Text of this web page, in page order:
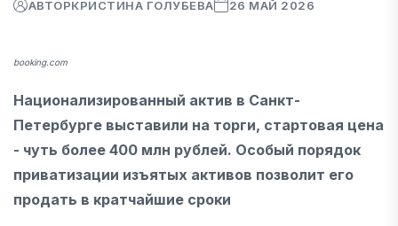
АВТОРКРИСТИНА ГОЛУБЕВА 26 МАЙ 2026
booking.com
Национализированный актив в Санкт-
Петербурге выставили на торги, стартовая цена
- чуть более 400 млн рублей. Особый порядок
приватизации изъятых активов позволит его
продать в кратчайшие сроки